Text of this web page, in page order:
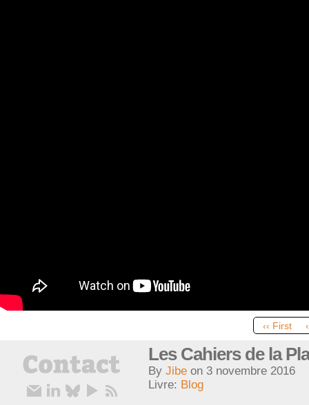
‹‹ First
Les Cahiers de la
By Jibe on 3 novembre 2016
Livre: Blog